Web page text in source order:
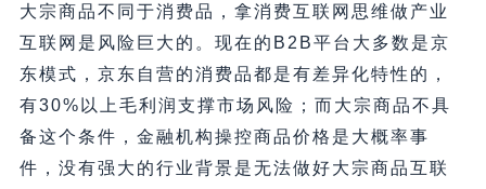
大宗商品不同于消费品，拿消费互联网思维做产业
互联网是风险巨大的。现在的B2B平台大多数是京
东模式，京东自营的消费品都是有差异化特性的，
有30%以上毛利润支撑市场风险；而大宗商品不具
备这个条件，金融机构操控商品价格是大概率事
件，没有强大的行业背景是无法做好大宗商品互联